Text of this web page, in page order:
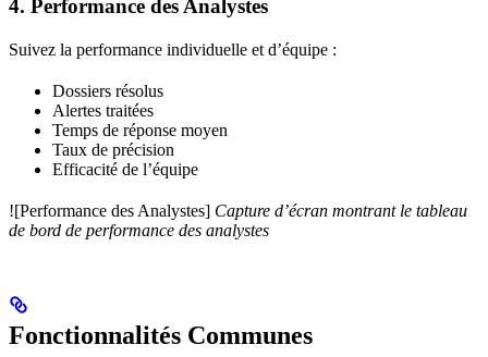
4. Performance des Analystes
Suivez la performance individuelle et d’équipe :
Dossiers résolus
Alertes traitées
Temps de réponse moyen
Taux de précision
Efficacité de l’équipe
![Performance des Analystes] Capture d’écran montrant le tableau
de bord de performance des analystes
Fonctionnalités Communes